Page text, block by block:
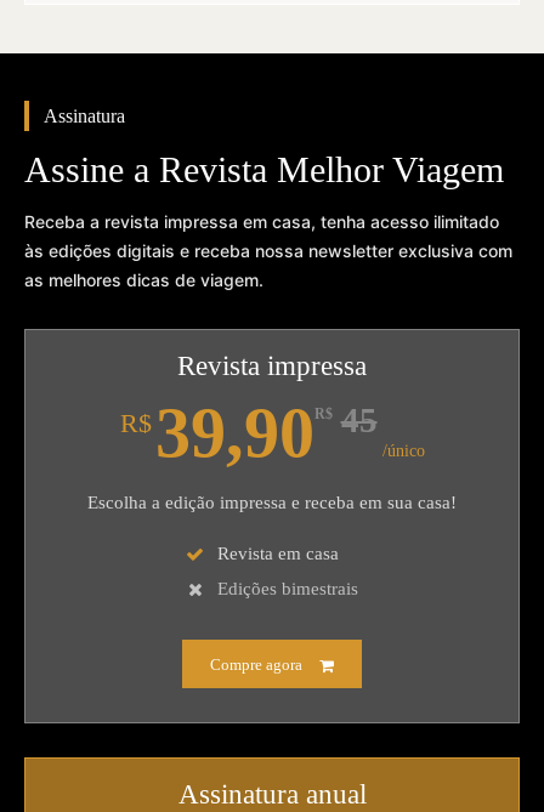
Assinatura
Assine a Revista Melhor Viagem
Receba a revista impressa em casa, tenha acesso ilimitado
às edições digitais e receba nossa newsletter exclusiva com
as melhores dicas de viagem.
Revista impressa
R$ 39,90 R$ 45
/único
Escolha a edição impressa e receba em sua casa!
Revista em casa
Edições bimestrais
Compre agora
Assinatura anual